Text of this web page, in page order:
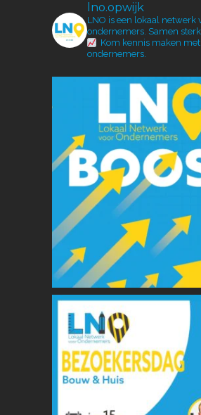
lno.opwijk
LNO is een lokaal netwerk
ondernemers. Samen
Kom kennis maken
ondernemers.